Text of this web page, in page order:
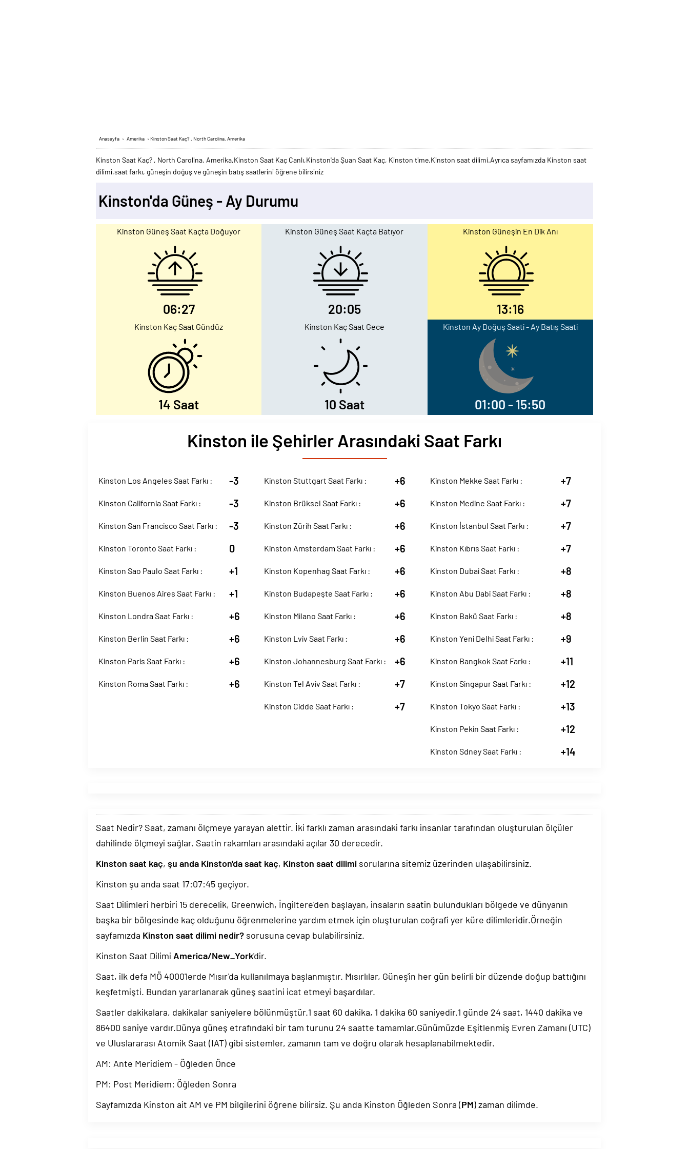
Anasayfa › Amerika › Kinston Saat Kaç? , North Carolina, Amerika
Kinston Saat Kaç? , North Carolina, Amerika,Kinston Saat Kaç Canlı,Kinston'da Şuan Saat Kaç, Kinston time,Kinston saat dilimi.Ayrıca sayfamızda Kinston saat
dilimi,saat farkı, güneşin doğuş ve güneşin batış saatlerini öğrene bilirsiniz
Kinston'da Güneş - Ay Durumu
Kinston Güneş Saat Kaçta Doğuyor
06:27
Kinston Güneş Saat Kaçta Batıyor
20:05
Kinston Güneşin En Dik Anı
13:16
Kinston Kaç Saat Gündüz
14 Saat
Kinston Kaç Saat Gece
10 Saat
Kinston Ay Doğuş Saati - Ay Batış Saati
01:00 - 15:50
Kinston ile Şehirler Arasındaki Saat Farkı
Kinston Los Angeles Saat Farkı : -3
Kinston California Saat Farkı : -3
Kinston San Francisco Saat Farkı : -3
Kinston Toronto Saat Farkı : 0
Kinston Sao Paulo Saat Farkı : +1
Kinston Buenos Aires Saat Farkı : +1
Kinston Londra Saat Farkı : +6
Kinston Berlin Saat Farkı : +6
Kinston Paris Saat Farkı : +6
Kinston Roma Saat Farkı : +6
Kinston Stuttgart Saat Farkı : +6
Kinston Brüksel Saat Farkı : +6
Kinston Zürih Saat Farkı : +6
Kinston Amsterdam Saat Farkı : +6
Kinston Kopenhag Saat Farkı : +6
Kinston Budapeşte Saat Farkı : +6
Kinston Milano Saat Farkı : +6
Kinston Lviv Saat Farkı : +6
Kinston Johannesburg Saat Farkı : +6
Kinston Tel Aviv Saat Farkı : +7
Kinston Cidde Saat Farkı : +7
Kinston Mekke Saat Farkı : +7
Kinston Medine Saat Farkı : +7
Kinston İstanbul Saat Farkı : +7
Kinston Kıbrıs Saat Farkı : +7
Kinston Dubai Saat Farkı : +8
Kinston Abu Dabi Saat Farkı : +8
Kinston Bakü Saat Farkı : +8
Kinston Yeni Delhi Saat Farkı : +9
Kinston Bangkok Saat Farkı : +11
Kinston Singapur Saat Farkı : +12
Kinston Tokyo Saat Farkı : +13
Kinston Pekin Saat Farkı : +12
Kinston Sdney Saat Farkı : +14
Saat Nedir? Saat, zamanı ölçmeye yarayan alettir. İki farklı zaman arasındaki farkı insanlar tarafından oluşturulan ölçüler
dahilinde ölçmeyi sağlar. Saatin rakamları arasındaki açılar 30 derecedir.
Kinston saat kaç, şu anda Kinston'da saat kaç, Kinston saat dilimi sorularına sitemiz üzerinden ulaşabilirsiniz.
Kinston şu anda saat 17:07:46 geçiyor.
Saat Dilimleri herbiri 15 derecelik, Greenwich, İngiltere'den başlayan, insaların saatin bulundukları bölgede ve dünyanın
başka bir bölgesinde kaç olduğunu öğrenmelerine yardım etmek için oluşturulan coğrafi yer küre dilimleridir.Örneğin
sayfamızda Kinston saat dilimi nedir? sorusuna cevap bulabilirsiniz.
Kinston Saat Dilimi America/New_York'dir.
Saat, ilk defa MÖ 4000'lerde Mısır'da kullanılmaya başlanmıştır. Mısırlılar, Güneş'in her gün belirli bir düzende doğup battığını
keşfetmişti. Bundan yararlanarak güneş saatini icat etmeyi başardılar.
Saatler dakikalara, dakikalar saniyelere bölünmüştür.1 saat 60 dakika, 1 dakika 60 saniyedir.1 günde 24 saat, 1440 dakika ve
86400 saniye vardır.Dünya güneş etrafındaki bir tam turunu 24 saatte tamamlar.Günümüzde Eşitlenmiş Evren Zamanı (UTC)
ve Uluslararası Atomik Saat (IAT) gibi sistemler, zamanın tam ve doğru olarak hesaplanabilmektedir.
AM: Ante Meridiem - Öğleden Önce
PM: Post Meridiem: Öğleden Sonra
Sayfamızda Kinston ait AM ve PM bilgilerini öğrene bilirsiz. Şu anda Kinston Öğleden Sonra (PM) zaman dilimde.